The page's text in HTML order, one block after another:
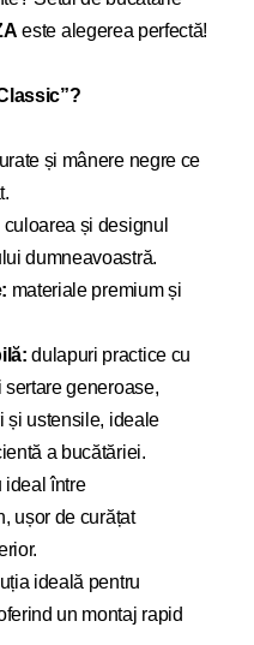
este alegerea perfectă!
”?
și mânere negre ce
și designul
dumneavoastră.
materiale premium și
dulapuri practice cu
generoase,
și ustensile, ideale
a bucătăriei.
ideal între
ușor de curățat
ideală pentru
un montaj rapid